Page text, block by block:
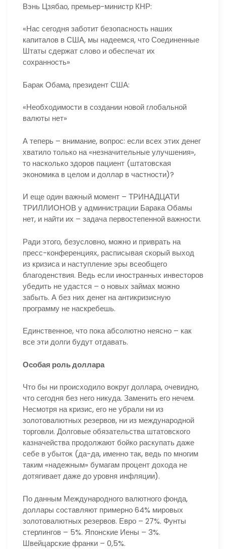
Вэнь Цзябао, премьер-министр КНР:
«Нас сегодня заботит безопасность наших
капиталов в США, мы надеемся, что Соединенные
Штаты сдержат слово и обеспечат их
сохранность»
Барак Обама, президент США:
«Необходимости в создании новой глобальной
валюты нет»
А теперь – внимание, вопрос: если всех этих денег
хватило только на «незначительные улучшения»,
то насколько здоров пациент (штатовская
экономика в целом и доллар в частности)?
И еще один важный момент – ТРИНАДЦАТИ
ТРИЛЛИОНОВ у администрации Барака Обамы
нет, и найти их – задача первостепенной важности.
Ради этого, безусловно, можно и приврать на
пресс-конференциях, расписывая скорый выход
из кризиса и наступление эры всеобщего
благоденствия. Ведь если иностранных инвесторов
убедить не удастся – о новых займах можно
забыть. А без них денег на антикризисную
программу не наскребешь.
Единственное, что пока абсолютно неясно – как
все эти долги будут отдавать.
Особая роль доллара
Что бы ни происходило вокруг доллара, очевидно,
что сегодня без него никуда. Заменить его нечем.
Несмотря на кризис, его не убрали ни из
золотовалютных резервов, ни из международной
торговли. Долговые обязательства штатовского
казначейства продолжают бойко раскупать даже
себе в убыток (да-да, именно так, ведь по многим
таким «надежным» бумагам процент дохода не
дотягивает даже до уровня инфляции).
По данным Международного валютного фонда,
доллары составляют примерно 64% мировых
золотовалютных резервов. Евро – 27%. Фунты
стерлингов – 5%. Японские Иены – 3%.
Швейцарские франки – 0,5%.